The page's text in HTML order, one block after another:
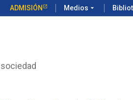
ADMISIÓN Medios arrow_drop_down